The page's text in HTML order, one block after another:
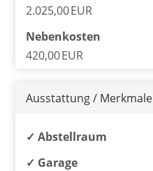
2.025,00 EUR
Nebenkosten
420,00 EUR
Ausstattung / Merkmale
✓ Abstellraum
✓ Garage